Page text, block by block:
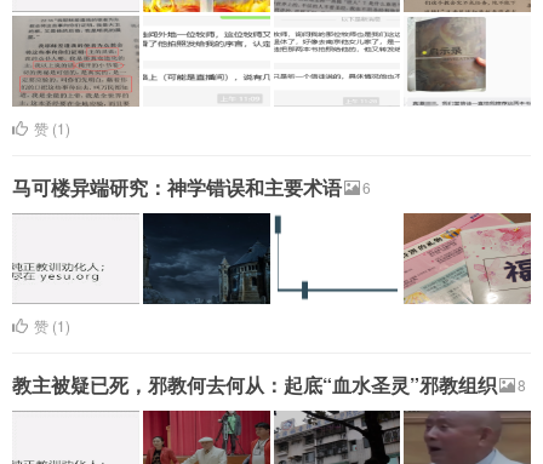
赞 (1)
马可楼异端研究：神学错误和主要术语 6
赞 (1)
教主被疑已死，邪教何去何从：起底“血水圣灵”邪教组织 8